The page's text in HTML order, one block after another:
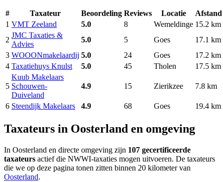
# Taxateur Beoordeling Reviews Locatie
Afstand
1 VMT Zeeland 5.0 8 Wemeldinge 15.2 km
2
JMC Taxaties &
Advies
5.0 5 Goes
17.1 km
3 WOOONmakelaardij 5.0 24 Goes
17.2 km
4 Taxatiehuys Knulst 5.0 45 Tholen 17.5 km
5
Kuub Makelaars
Schouwen-
Duiveland
4.9 15 Zierikzee 7.8 km
6 Steendijk Makelaars 4.9 68 Goes 19.4 km
Taxateurs in Oosterland en omgeving
In Oosterland en directe omgeving zijn 107 gecertificeerde
taxateurs actief die NWWI-taxaties mogen uitvoeren. De taxateurs
die we op deze pagina tonen zitten binnen 20 kilometer van
Oosterland.